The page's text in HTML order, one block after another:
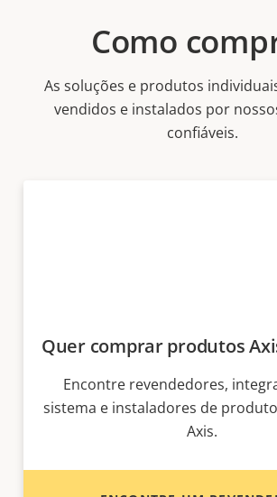
Como
As soluções e produtos
vendidos e instalados por
confiáveis.
Quer comprar produtos
Encontre revendedores,
sistema e instaladores de
Axis.